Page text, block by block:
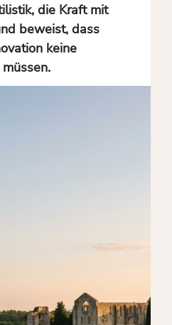
die Kraft mit
beweist, dass
keine